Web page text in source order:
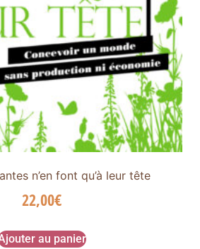
n’en font qu’à leur tête
22,00€
au panier